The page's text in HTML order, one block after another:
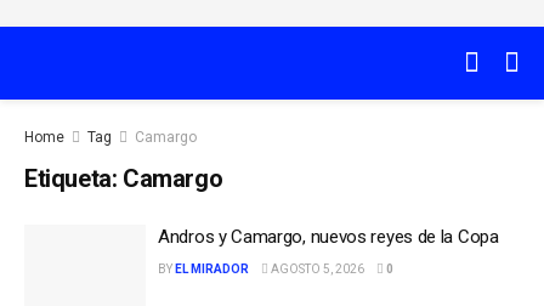
Home Tag Camargo
Etiqueta: Camargo
Andros y Camargo, nuevos reyes de la Copa
BY EL MIRADOR AGOSTO 5, 2026 0